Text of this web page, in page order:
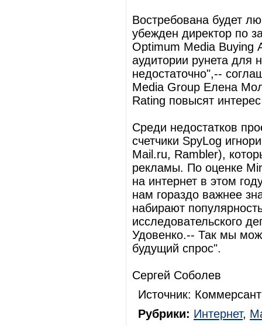
Востребована будет
убежден директор по
Optimum Media
аудитории рунета для
недостаточно",--
Media Group Елена
Rating повысят
Среди недостатков
счетчики SpyLog
Mail.ru, Rambler),
рекламы. По оценке
на интернет в этом
нам гораздо важнее
набирают
исследовательского
Удовенко.-- Так мы
будущий спрос".
Сергей Соболев
Источник:
Рубрики: Интернет,